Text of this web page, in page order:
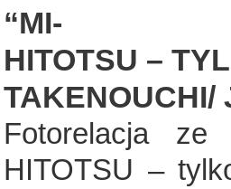
“MI-
HITOTSU –
TAKENOUCHI/
Fotorelacja ze
HITOTSU –